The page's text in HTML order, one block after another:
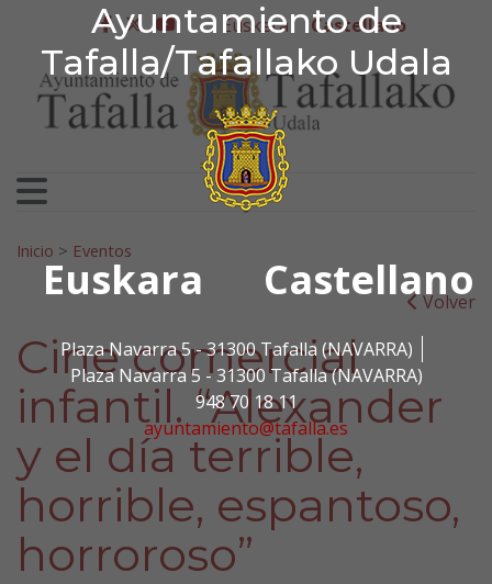
Ayuntamiento de
Tafalla/Tafallako Udala
Euskara Castellano
Plaza Navarra 5 - 31300 Tafalla (NAVARRA)
Plaza Navarra 5 - 31300 Tafalla (NAVARRA)
948 70 18 11
ayuntamiento@tafalla.es
Ir al contenido
Ayuntamiento de
facebook
twitter
youtube
Euskera Castellano
Search for:
Inicio > Eventos
Volver
Cine comercial
infantil. “Alexander
y el día terrible,
horrible, espantoso,
horroroso”